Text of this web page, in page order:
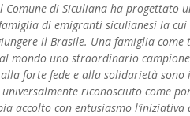
Comune di Siculiana ha progettato
di emigranti siculianesi la
il Brasile. Una famiglia
mondo uno straordinario
forte fede e alla solidarietà sono
riconosciuto come
accolto con entusiasmo